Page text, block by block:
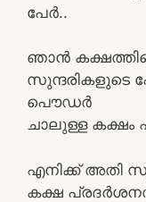
പേർ..
ഞാൻ
സുന്ദരികളുടെ
പൌഡർ
ചാലുള്ള കക്ഷം
എനിക്ക് അതി
കക്ഷ